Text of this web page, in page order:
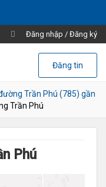
Đăng nhập / Đăng ký
Đăng tin
Trần Phú (785) gần
Trần Phú
Phú